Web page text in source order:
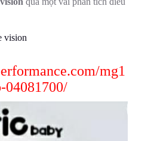
vision
mg1
04081700/